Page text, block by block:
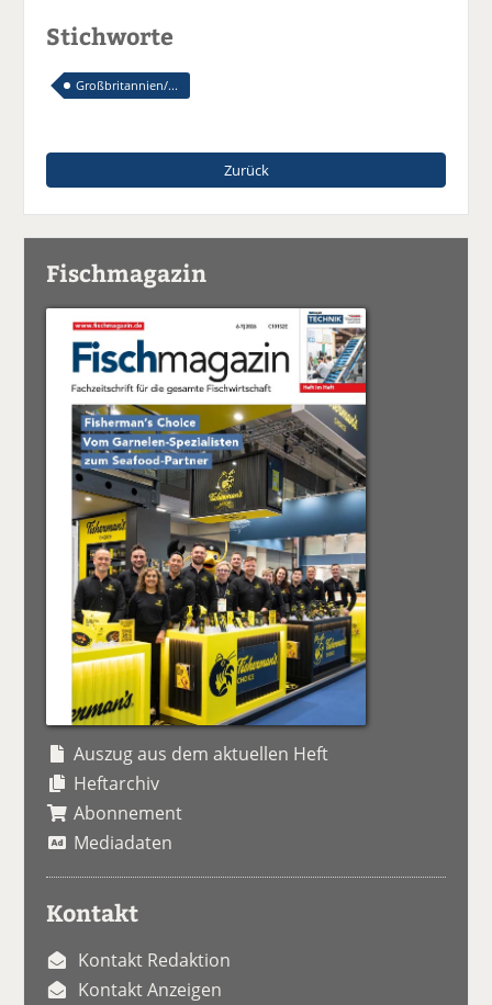
Stichworte
Großbritannien/...
Zurück
Fischmagazin
Auszug aus dem aktuellen Heft
Heftarchiv
Abonnement
Mediadaten
Kontakt
Kontakt Redaktion
Kontakt Anzeigen